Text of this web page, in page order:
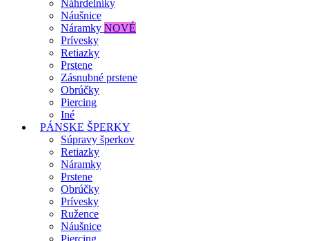
Náhrdelníky
Náušnice
Náramky NOVÉ
Prívesky
Retiazky
Prstene
Zásnubné prstene
Obrúčky
Piercing
Iné
PÁNSKE ŠPERKY
Súpravy šperkov
Retiazky
Náramky
Prstene
Obrúčky
Prívesky
Ružence
Náušnice
Piercing